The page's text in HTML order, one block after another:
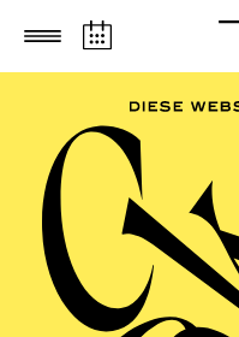
Zum Hauptinhalt
Der südkoreanische
2025/2026 Mitglied